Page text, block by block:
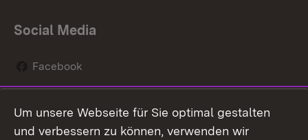
Social Media
Facebook
Social Wall
Um unsere Webseite für Sie optimal gestalten
und verbessern zu können, verwenden wir